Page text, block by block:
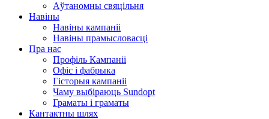
Аўтаномны свяцільня
Навіны
Навіны кампаніі
Навіны прамысловасці
Пра нас
Профіль Кампаніі
Офіс і фабрыка
Гісторыя кампаніі
Чаму выбіраюць Sundopt
Граматы і граматы
Кантактны шлях